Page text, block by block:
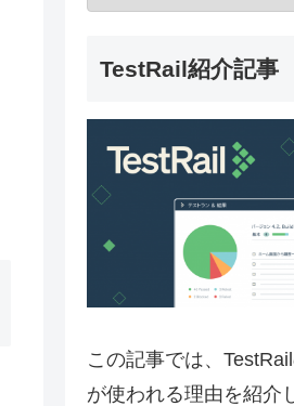
TestRail紹介記事
この記事では、
が使われる理由を紹介